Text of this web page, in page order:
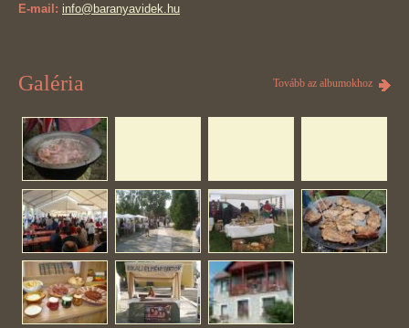
E-mail: info@baranyavidek.hu
Galéria Tovább az albumokhoz